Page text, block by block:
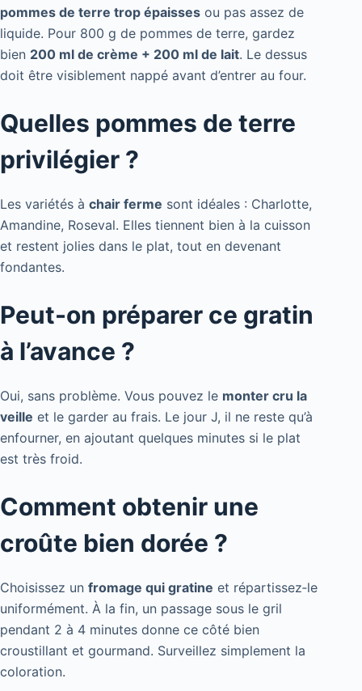
pommes de terre trop épaisses ou pas assez de
liquide. Pour 800 g de pommes de terre, gardez
bien 200 ml de crème + 200 ml de lait. Le dessus
doit être visiblement nappé avant d’entrer au four.
Quelles pommes de terre
privilégier ?
Les variétés à chair ferme sont idéales : Charlotte,
Amandine, Roseval. Elles tiennent bien à la cuisson
et restent jolies dans le plat, tout en devenant
fondantes.
Peut-on préparer ce gratin
à l’avance ?
Oui, sans problème. Vous pouvez le monter cru la
veille et le garder au frais. Le jour J, il ne reste qu’à
enfourner, en ajoutant quelques minutes si le plat
est très froid.
Comment obtenir une
croûte bien dorée ?
Choisissez un fromage qui gratine et répartissez‑le
uniformément. À la fin, un passage sous le gril
pendant 2 à 4 minutes donne ce côté bien
croustillant et gourmand. Surveillez simplement la
coloration.